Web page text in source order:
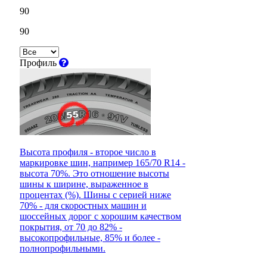
90
90
Профиль
Высота профиля - второе число в
маркировке шин, например 165/70 R14 -
высота 70%. Это отношение высоты
шины к ширине, выраженное в
процентах (%). Шины с серией ниже
70% - для скоростных машин и
шоссейных дорог с хорошим качеством
покрытия, от 70 до 82% -
высокопрофильные, 85% и более -
полнопрофильными.